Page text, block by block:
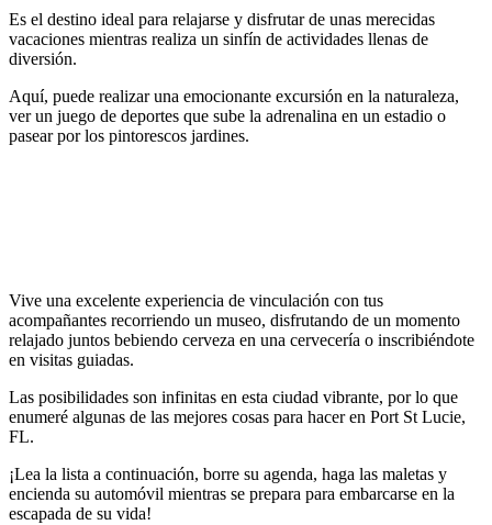
Es el destino ideal para relajarse y disfrutar de unas merecidas
vacaciones mientras realiza un sinfín de actividades llenas de
diversión.
Aquí, puede realizar una emocionante excursión en la naturaleza,
ver un juego de deportes que sube la adrenalina en un estadio o
pasear por los pintorescos jardines.
Vive una excelente experiencia de vinculación con tus
acompañantes recorriendo un museo, disfrutando de un momento
relajado juntos bebiendo cerveza en una cervecería o inscribiéndote
en visitas guiadas.
Las posibilidades son infinitas en esta ciudad vibrante, por lo que
enumeré algunas de las mejores cosas para hacer en Port St Lucie,
FL.
¡Lea la lista a continuación, borre su agenda, haga las maletas y
encienda su automóvil mientras se prepara para embarcarse en la
escapada de su vida!